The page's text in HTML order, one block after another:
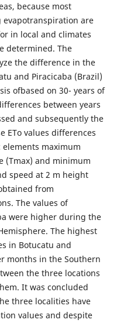
because most
are
in local and climates
determined. The
the difference in the
and Piracicaba (Brazil)
ofbased on 30- years of
between years
and subsequently the
ETo values differences
elements maximum
(Tmax) and minimum
speed at 2 m height
from
The values of
were higher during the
The highest
in Botucatu and
months in the Southern
the three locations
It was concluded
three localities have
values and despite